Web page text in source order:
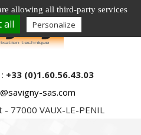
+33 (0)1.60.56.43.03
sas.com
77000 VAUX-LE-PENIL
allowing all third-party services
all Personalize